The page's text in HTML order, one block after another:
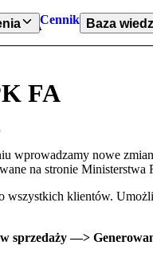
Cennik Baza
FA
FA
wprowadzamy nowe
na stronie Ministerstwa
wszystkich klientów.
sprzedaży —>